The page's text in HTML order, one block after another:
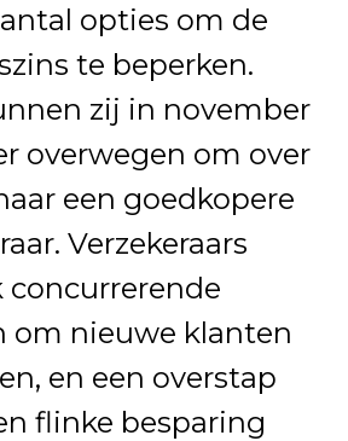
opties om de
te beperken.
zij in november
overwegen om over
een goedkopere
Verzekeraars
concurrerende
om nieuwe klanten
en een overstap
flinke besparing